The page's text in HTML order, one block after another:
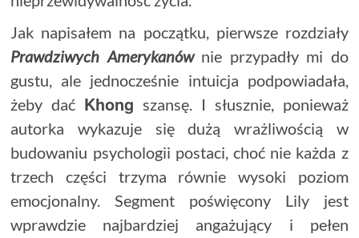
Jak napisałem na początku, pierwsze rozdziały
Prawdziwych Amerykanównie przypadły mi do
gustu, ale jednocześnie intuicja podpowiadała,
żeby dać Khong szansę. I słusznie, ponieważ
autorka wykazuje się dużą wrażliwością w
budowaniu psychologii postaci, choć nie każda z
trzech części trzyma równie wysoki poziom
emocjonalny. Segment poświęcony Lily jest
wprawdzie najbardziej angażujący i pełen